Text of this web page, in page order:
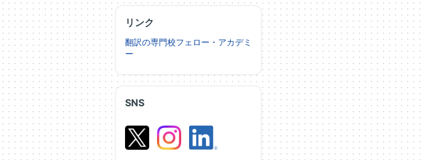
SNS
リンク
翻訳の専門校フェロー・アカデミ
ー